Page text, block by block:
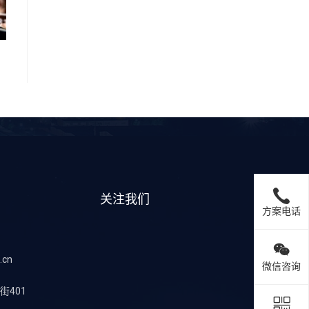
方案电话
微信咨询
401
关注我们